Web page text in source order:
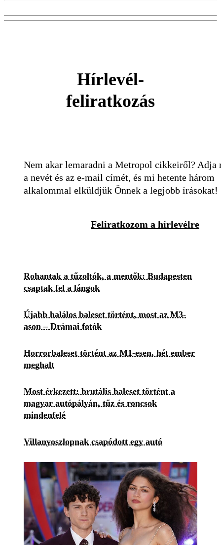
Hírlevél-
feliratkozás
Nem akar lemaradni a Metropol cikkeiről? Adja
a nevét és az e-mail címét, és mi hetente három
alkalommal elküldjük Önnek a legjobb írásokat!
Feliratkozom a hírlevélre
Rohantak a tűzoltók, a mentők: Budapesten
csaptak fel a lángok
Újabb halálos baleset történt, most az M3-
ason – Drámai fotók
Horrorbaleset történt az M1-esen, hét ember
meghalt
Most érkezett: brutális baleset történt a
magyar autópályán, tűz és roncsok
mindenfelé
Villanyoszlopnak csapódott egy autó